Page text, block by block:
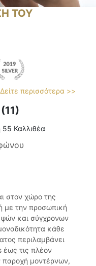
ΤΟΥ
Δείτε περισσότερα >>
(11)
Καλλιθέα
στον χώρο της
με την προσωπική
και σύγχρονων
κάθε
περιλαμβάνει
έως τις πλέον
παροχή μοντέρνων,